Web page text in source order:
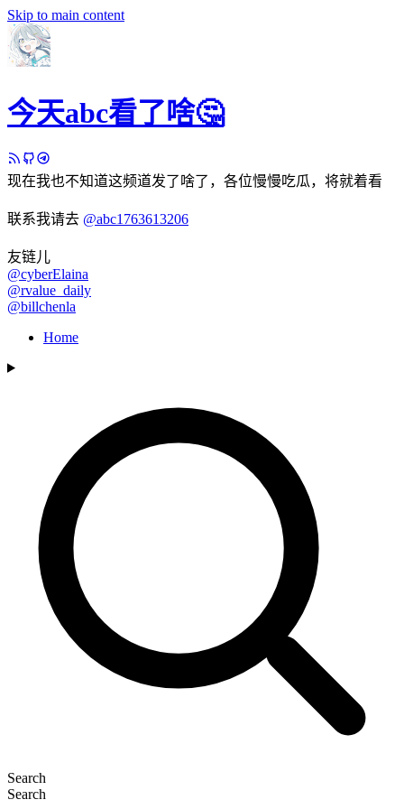
Skip to main content
今天abc看了啥🤔
现在我也不知道这频道发了啥了，各位慢慢吃瓜，将就着看
联系我请去 @abc1763613206
友链儿
@cyberElaina
@rvalue_daily
@billchenla
Home
Search
Search